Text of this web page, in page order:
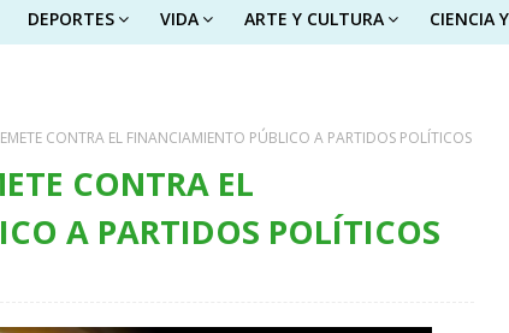
DEPORTES VIDA ARTE Y CULTURA CIENCIA
CONTRA EL FINANCIAMIENTO PÚBLICO A PARTIDOS POLÍTICOS
CONTRA EL
A PARTIDOS POLÍTICOS